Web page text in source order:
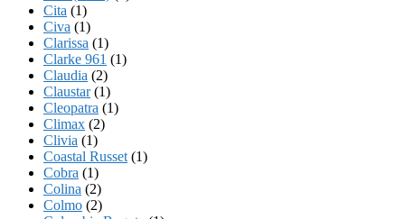
Cita (1)
Civa (1)
Clarissa (1)
Clarke 961 (1)
Claudia (2)
Claustar(1)
Cleopatra (1)
Climax (2)
Clivia (1)
Coastal Russet (1)
Cobra (1)
Colina (2)
Colmo (2)